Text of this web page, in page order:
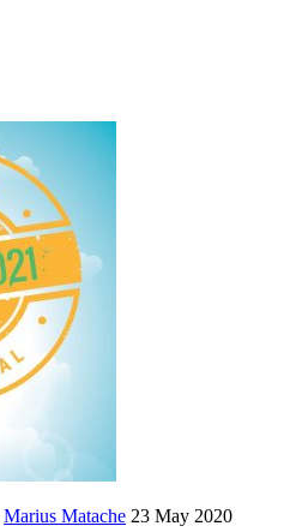
Marius Matache 23 May 2020